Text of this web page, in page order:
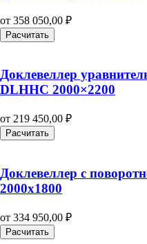
от 358 050,00 ₽
Расчитать
Доклевеллер
DLHHC 2000×2200
от 219 450,00 ₽
Расчитать
Доклевеллер с
2000х1800
от 334 950,00 ₽
Расчитать